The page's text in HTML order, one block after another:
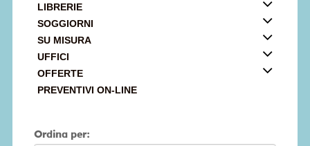
LIBRERIE
SOGGIORNI
SU MISURA
UFFICI
OFFERTE
PREVENTIVI ON-LINE
Ordina per: